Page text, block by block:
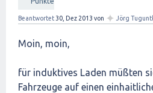
Beantwortet 30, Dez 2013 von ✦ Jörg
Moin, moin,
für induktives Laden müßten
Fahrzeuge auf einen